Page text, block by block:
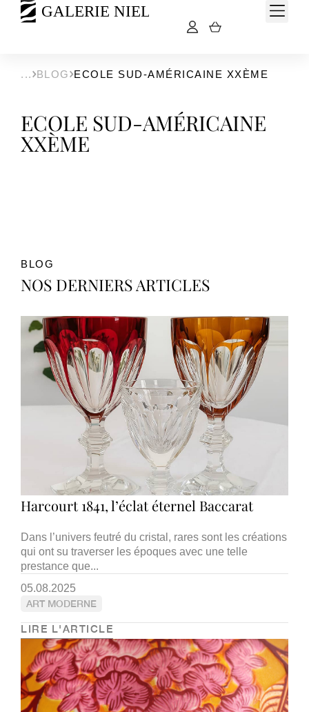
BLOG ECOLE SUD-AMÉRICAINE XXÈME
ECOLE SUD-AMÉRICAINE
XXÈME
BLOG
NOS DERNIERS ARTICLES
Harcourt 1841, l’éclat éternel Baccarat
Dans l’univers feutré du cristal, rares sont les créations
qui ont su traverser les époques avec une telle
prestance que...
05.08.2025
ART MODERNE
LIRE L'ARTICLE